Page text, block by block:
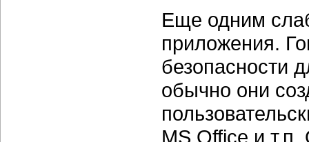
Еще одним
приложения.
безопасности
обычно они
MS Office и